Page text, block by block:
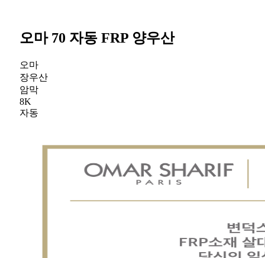
오마 70 자동 FRP 양우산
오마
장우산
암막
8K
자동